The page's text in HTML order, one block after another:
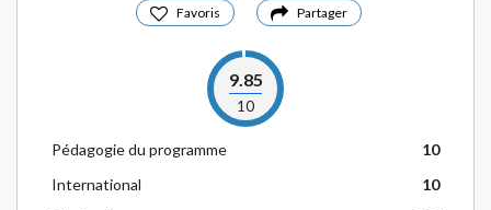
Favoris Partager
9.85
10
Pédagogie du programme
10
International
10